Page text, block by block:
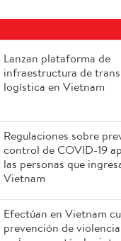
Lanzan plataforma de
infraestructura de
logística en Vietnam
Regulaciones sobre
control de COVID-19
las personas que
Vietnam
Efectúan en Vietnam
prevención de